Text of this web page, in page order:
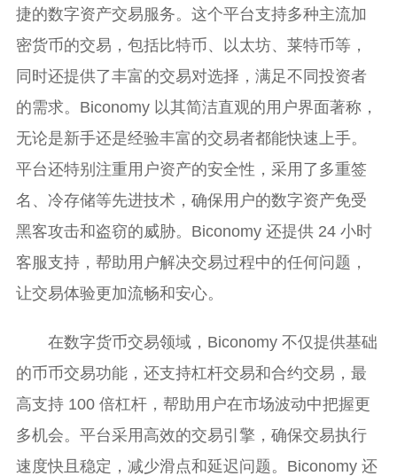
捷的数字资产交易服务。这个平台支持多种主流加
密货币的交易，包括比特币、以太坊、莱特币等，
同时还提供了丰富的交易对选择，满足不同投资者
的需求。Biconomy 以其简洁直观的用户界面著称，
无论是新手还是经验丰富的交易者都能快速上手。
平台还特别注重用户资产的安全性，采用了多重签
名、冷存储等先进技术，确保用户的数字资产免受
黑客攻击和盗窃的威胁。Biconomy 还提供 24 小时
客服支持，帮助用户解决交易过程中的任何问题，
让交易体验更加流畅和安心。
在数字货币交易领域，Biconomy 不仅提供基础
的币币交易功能，还支持杠杆交易和合约交易，最
高支持 100 倍杠杆，帮助用户在市场波动中把握更
多机会。平台采用高效的交易引擎，确保交易执行
速度快且稳定，减少滑点和延迟问题。Biconomy 还